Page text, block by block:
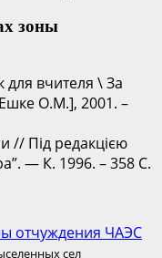
зоны
для вчителя \ За
О.М.], 2001. –
// Під редакцією
— К. 1996. – 358 С.
отчуждения ЧАЭС
сел